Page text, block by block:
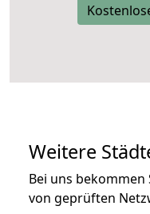
Weitere
Bei uns
von geprüften